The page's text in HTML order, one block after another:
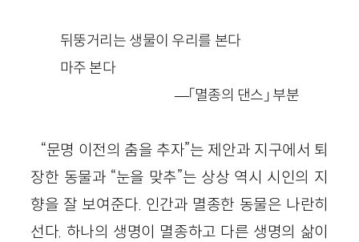
뒤뚱거리는 생물이 우리를 본다
마주 본다
—「멸종의 댄스」 부분
“문명 이전의 춤을 추자”는 제안과 지구에서 퇴
장한 동물과 “눈을 맞추”는 상상 역시 시인의 지
향을 잘 보여준다. 인간과 멸종한 동물은 나란히
선다. 하나의 생명이 멸종하고 다른 생명의 삶이